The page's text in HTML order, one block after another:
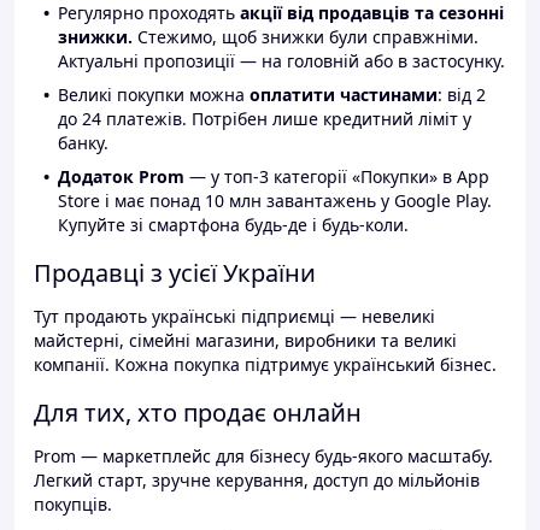
Регулярно проходять акції від продавців та сезонні
знижки. Стежимо, щоб знижки були справжніми.
Актуальні пропозиції — на головній або в застосунку.
Великі покупки можна оплатити частинами: від 2
до 24 платежів. Потрібен лише кредитний ліміт у
банку.
Додаток Prom — у топ-3 категорії «Покупки» в App
Store і має понад 10 млн завантажень у Google Play.
Купуйте зі смартфона будь-де і будь-коли.
Продавці з усієї України
Тут продають українські підприємці — невеликі
майстерні, сімейні магазини, виробники та великі
компанії. Кожна покупка підтримує український бізнес.
Для тих, хто продає онлайн
Prom — маркетплейс для бізнесу будь-якого масштабу.
Легкий старт, зручне керування, доступ до мільйонів
покупців.